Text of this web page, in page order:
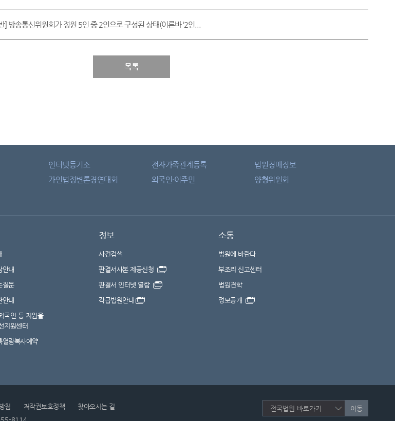
] 방송통신위원회가 정원 5인 중 2인으로 구성된 상태(이른바 ‘2인...
목록
인터넷등기소 전자가족관계등록
법원경매정보
가인법정변론경연대회 외국인·이주민
양형위원회
안내
질문
안내
국인 등 지원을
지원센터
열람복사예약
정보
사건검색
판결서사본 제공신청
판결서 인터넷 열람
각급법원안내
소통
법원에 바란다
부조리 신고센터
법원견학
정보공개
침 저작권보호정책
찾아오시는 길